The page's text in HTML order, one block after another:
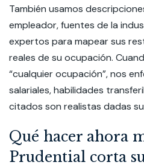
También usamos
empleador, fuentes de la
expertos para mapear sus
reales de su ocupación.
“cualquier ocupación”, nos
salariales, habilidades
citados son realistas dadas
Qué hacer ahora
Prudential corta